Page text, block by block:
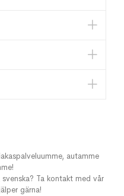
autamme
Ta kontakt med vår
gärna!